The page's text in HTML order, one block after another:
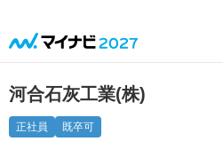
河合石灰工業(株)
正社員 既卒可